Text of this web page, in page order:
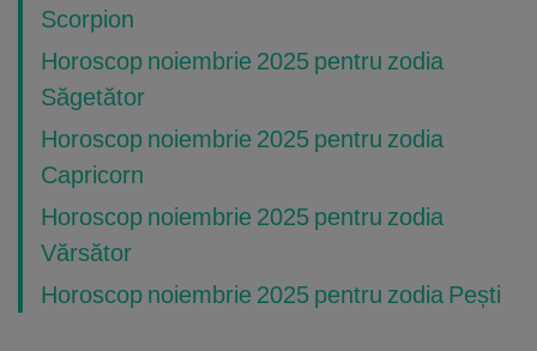
Scorpion
Horoscop noiembrie 2025 pentru zodia
Săgetător
Horoscop noiembrie 2025 pentru zodia
Capricorn
Horoscop noiembrie 2025 pentru zodia
Vărsător
Horoscop noiembrie 2025 pentru zodia Pești